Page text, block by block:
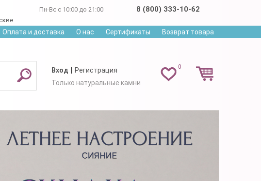
Пн-Вс с 10:00 до 21:00 8 (800) 333-10-62
Оплата и доставка О нас Сертификаты Возврат товара
0
Вход | Регистрация
Только натуральные камни